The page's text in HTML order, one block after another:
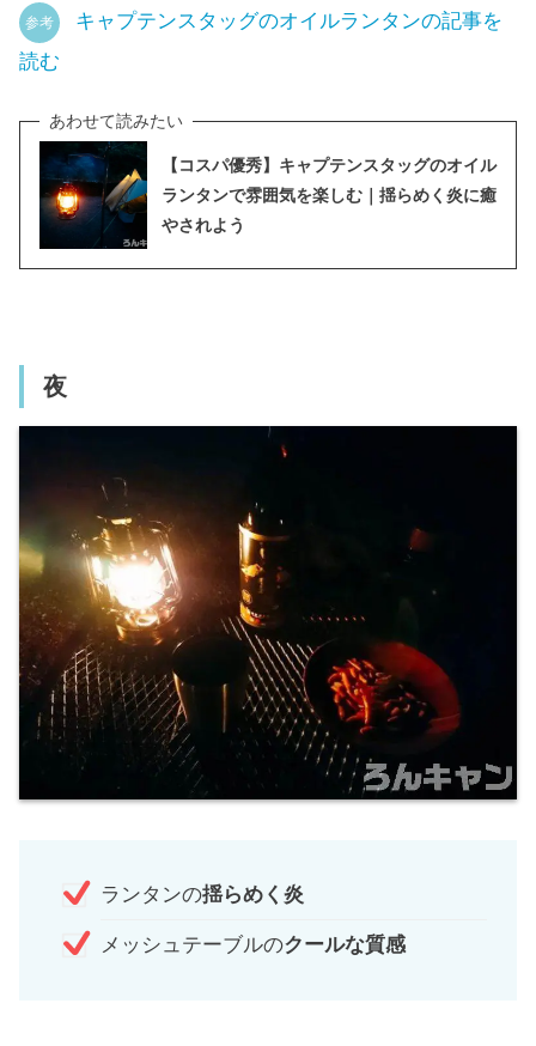
参考
キャプテンスタッグのオイルランタンの記事を
読む
【コスパ優秀】キャプテンスタッグのオイル
ランタンで雰囲気を楽しむ｜揺らめく炎に癒
やされよう
夜
ランタンの揺らめく炎
メッシュテーブルのクールな質感